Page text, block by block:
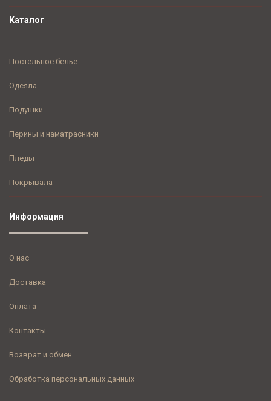
Каталог
Постельное бельё
Одеяла
Подушки
Перины и наматрасники
Пледы
Покрывала
Информация
О нас
Доставка
Оплата
Контакты
Возврат и обмен
Обработка персональных данных